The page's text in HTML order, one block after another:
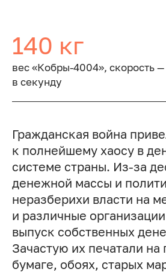
140 кг
вес «Кобры-4004», скорость —
в секунду
Гражданская война
к полнейшему хаосу в
системе страны. Из-за
денежной массы и
неразберихи власти на
и различные
выпуск собственных
Зачастую их печатали на
бумаге, обоях, старых